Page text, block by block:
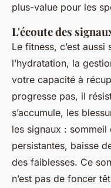
plus-value pour les
L'écoute des
Le fitness, c’est aussi
l’hydratation, la
votre capacité à
progresse pas, il
s’accumule, les
les signaux :
persistantes, baisse
des faiblesses. Ce
n’est pas de foncer